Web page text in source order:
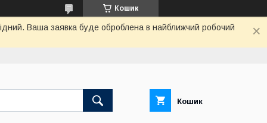
Кошик
Ваша заявка буде оброблена в найближчий робочий
Кошик